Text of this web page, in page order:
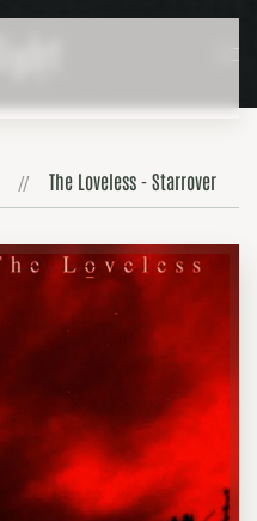
The Loveless - Starrover